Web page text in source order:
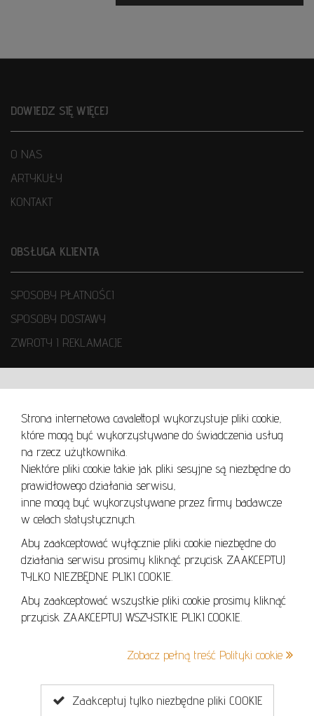
Strona internetowa cavaletto.pl wykorzystuje pliki cookie,
które mogą być wykorzystywane do świadczenia usług
na rzecz użytkownika.
Niektóre pliki cookie takie jak pliki sesyjne są niezbędne do
prawidłowego działania serwisu,
inne mogą być wykorzystywane przez firmy badawcze
w celach statystycznych.
Aby zaakceptować wyłącznie pliki cookie niezbędne do
działania serwisu prosimy kliknąć przycisk ZAAKCEPTUJ
TYLKO NIEZBĘDNE PLIKI COOKIE.
Aby zaakceptować wszystkie pliki cookie prosimy kliknąć
przycisk ZAAKCEPTUJ WSZYSTKIE PLIKI COOKIE.
Zobacz pełną treść Polityki cookie
Zaakceptuj tylko niezbędne pliki COOKIE
DOWIEDZ SIĘ WIĘCEJ
O NAS
ARTYKUŁY
KONTAKT
OBSŁUGA KLIENTA
SPOSOBY PŁATNOŚCI
SPOSOBY DOSTAWY
ZWROTY I REKLAMACJE
REGULAMIN
REGULAMIN AUKCJI
POLITYKA PRYWATNOŚCI
POLITYKA COOKIES
+48 605 240 157